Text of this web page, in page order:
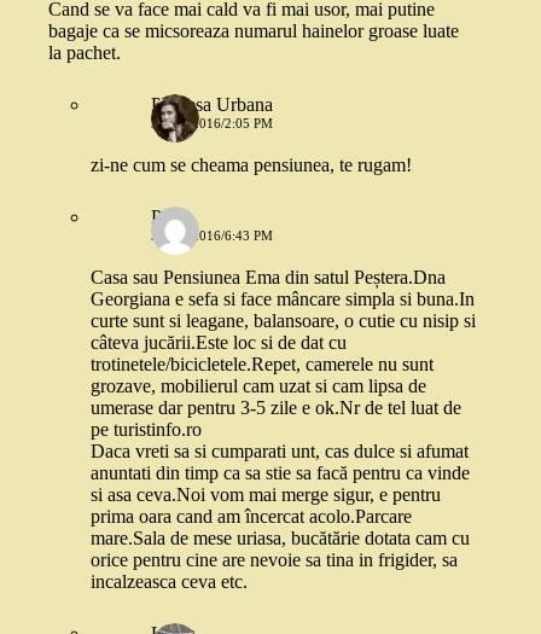
Cand se va face mai cald va fi mai usor, mai putine
bagaje ca se micsoreaza numarul hainelor groase luate
la pachet.
Printesa Urbana
3 MAI 2016/2:05 PM
zi-ne cum se cheama pensiunea, te rugam!
Paula
3 MAI 2016/6:43 PM
Casa sau Pensiunea Ema din satul Peștera.Dna
Georgiana e sefa si face mâncare simpla si buna.In
curte sunt si leagane, balansoare, o cutie cu nisip si
câteva jucării.Este loc si de dat cu
trotinetele/bicicletele.Repet, camerele nu sunt
grozave, mobilierul cam uzat si cam lipsa de
umerase dar pentru 3-5 zile e ok.Nr de tel luat de
pe turistinfo.ro
Daca vreti sa si cumparati unt, cas dulce si afumat
anuntati din timp ca sa stie sa facă pentru ca vinde
si asa ceva.Noi vom mai merge sigur, e pentru
prima oara cand am încercat acolo.Parcare
mare.Sala de mese uriasa, bucătărie dotata cam cu
orice pentru cine are nevoie sa tina in frigider, sa
incalzeasca ceva etc.